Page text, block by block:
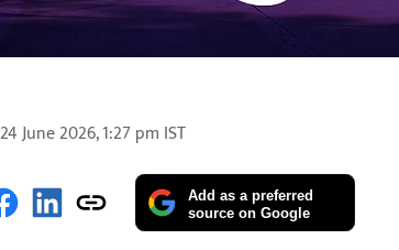
24 June 2026, 1:27 pm IST
Add as a preferred
source on Google